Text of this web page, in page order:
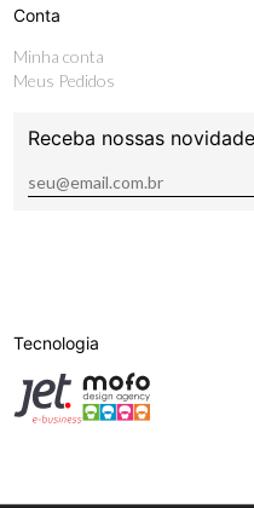
Conta
Minha conta
Meus Pedidos
Receba nossas
Tecnologia